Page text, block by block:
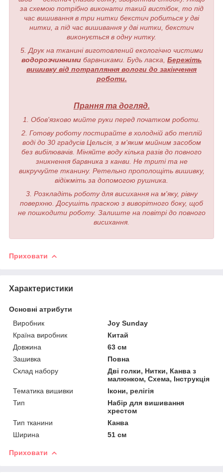
за схемою потрібно виконати такий вистібок, то під
час вишивання в три нитки бекстич робиться у дві
нитки, а під час вишивання у дві нитки, бекстич
виконується в одну нитку.
5. Друк на тканині виготовлений екологічно чистими
водорозчинними барвниками. Будь ласка, Бережіть
вишивку від потрапляння вологи до закінчення
роботи.
Прання та догляд.
1. Обов'язково мийте руки перед початком роботи.
2. Готову роботу постирайте в холодній або теплій
воді до 30 градусів Цельсія, з м'яким мийним засобом
без вибілювачів. Міняйте воду кілька разів до повного
зникнення барвника з канви. Не триті та не
викручуйте тканину. Ретельно прополощіть вишивку,
відіжміть за допомогою рушника.
3. Розкладіть роботу для висихання на м'яку, рівну
поверхню. Досушіть праскою з виворітного боку, щоб
не пошкодити роботу. Залиште на повітрі до повного
висихання.
Приховати
Характеристики
Основні атрибути
Виробник
Joy Sunday
Країна виробник
Китай
Довжина
63 см
Зашивка
Повна
Склад набору
Дві голки, Нитки, Канва з
малюнком, Схема, Інструкція
Тематика вишивки
Ікони, релігія
Тип
Набір для вишивання
хрестом
Тип тканини
Канва
Ширина
51 см
Приховати